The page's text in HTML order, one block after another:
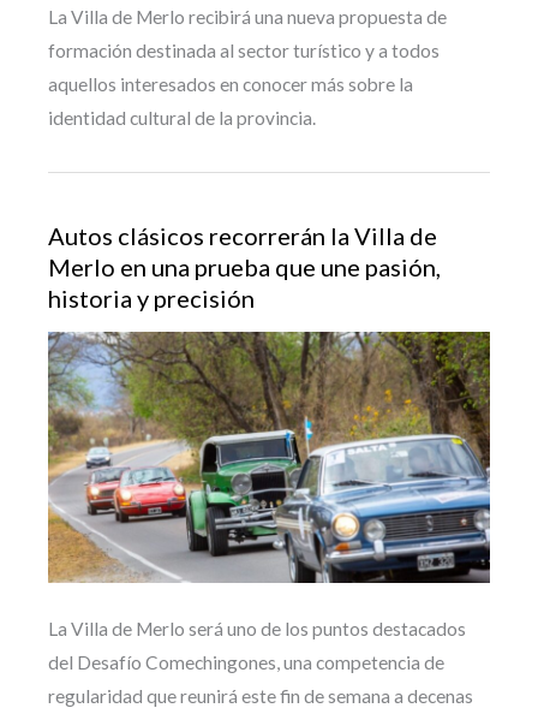
La Villa de Merlo recibirá una nueva propuesta de
formación destinada al sector turístico y a todos
aquellos interesados en conocer más sobre la
identidad cultural de la provincia.
Autos clásicos recorrerán la Villa de
Merlo en una prueba que une pasión,
historia y precisión
La Villa de Merlo será uno de los puntos destacados
del Desafío Comechingones, una competencia de
regularidad que reunirá este fin de semana a decenas